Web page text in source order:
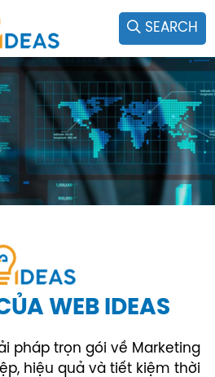
SEARCH
WEB IDEAS
pháp trọn gói về Marketing
hiệu quả và tiết kiệm thời